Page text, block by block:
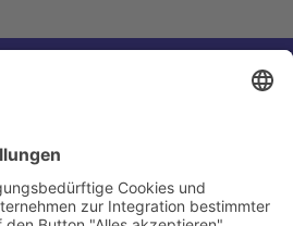
Str. 11A
Staufen